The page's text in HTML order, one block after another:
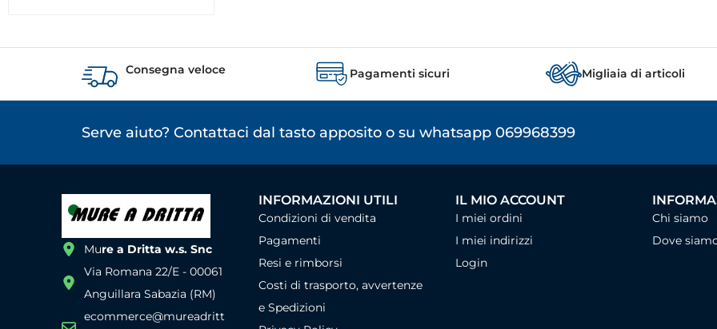
Consegna veloce Pagamenti sicuri Migliaia di articoli
Serve aiuto? Contattaci dal tasto apposito o su whatsapp 069968399
Mure a Dritta w.s. Snc
Via Romana 22/E - 00061
Anguillara Sabazia (RM)
ecommerce@mureadritt
INFORMAZIONI UTILI
Condizioni di vendita
Pagamenti
Resi e rimborsi
Costi di trasporto, avvertenze
e Spedizioni
IL MIO ACCOUNT
I miei ordini
I miei indirizzi
Login
Chi siamo
Dove